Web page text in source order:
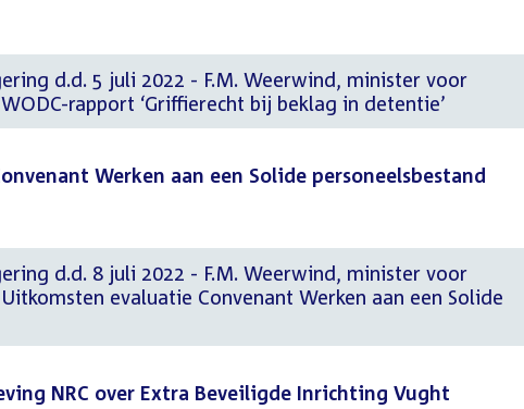
d.d. 5 juli 2022 - F.M. Weerwind, minister voor
rapport ‘Griffierecht bij beklag in detentie’
Werken aan een Solide personeelsbestand
d.d. 8 juli 2022 - F.M. Weerwind, minister voor
evaluatie Convenant Werken aan een Solide
NRC over Extra Beveiligde Inrichting Vught